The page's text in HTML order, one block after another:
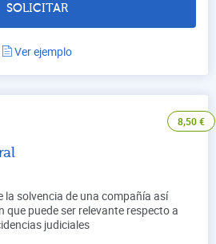
SOLICITAR
Ver ejemplo
8,50€
la solvencia de una compañía así
puede ser relevante respecto a
judiciales